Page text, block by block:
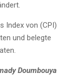
Index von (CPI)
und belegte
Doumbouya